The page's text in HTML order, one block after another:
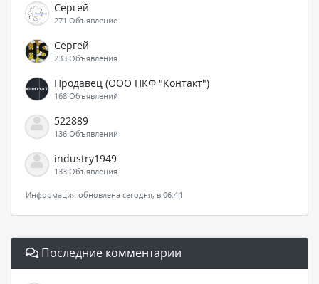
Сергей
271 Объявление
Сергей
233 Объявления
Продавец (ООО ПКФ "Контакт")
168 Объявлений
522889
136 Объявлений
industry1949
133 Объявления
Информация обновлена сегодня, в 06:44
Последние комментарии